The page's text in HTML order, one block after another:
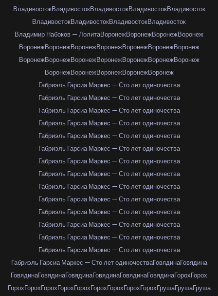
ВладивостокВладивостокВладивостокВладивостокВладивосток
ВладивостокВладивостокВладивостокВладивосток
Владимир Набоков — ЛолитаВоронежВоронежВоронежВоронеж
ВоронежВоронежВоронежВоронежВоронежВоронежВоронеж
ВоронежВоронежВоронежВоронежВоронежВоронежВоронеж
ВоронежВоронежВоронежВоронежВоронеж
Габриэль Гарсиа Маркес — Сто лет одиночества
Габриэль Гарсиа Маркес — Сто лет одиночества
Габриэль Гарсиа Маркес — Сто лет одиночества
Габриэль Гарсиа Маркес — Сто лет одиночества
Габриэль Гарсиа Маркес — Сто лет одиночества
Габриэль Гарсиа Маркес — Сто лет одиночества
Габриэль Гарсиа Маркес — Сто лет одиночества
Габриэль Гарсиа Маркес — Сто лет одиночества
Габриэль Гарсиа Маркес — Сто лет одиночества
Габриэль Гарсиа Маркес — Сто лет одиночества
Габриэль Гарсиа Маркес — Сто лет одиночества
Габриэль Гарсиа Маркес — Сто лет одиночества
Габриэль Гарсиа Маркес — Сто лет одиночества
Габриэль Гарсиа Маркес — Сто лет одиночества
Габриэль Гарсиа Маркес — Сто лет одиночестваГовядинаГовядина
ГовядинаГовядинаГовядинаГовядинаГовядинаГовядинаГорохГорох
ГорохГорохГорохГорохГорохГорохГорохГорохГорохГрушаГрушаГруша